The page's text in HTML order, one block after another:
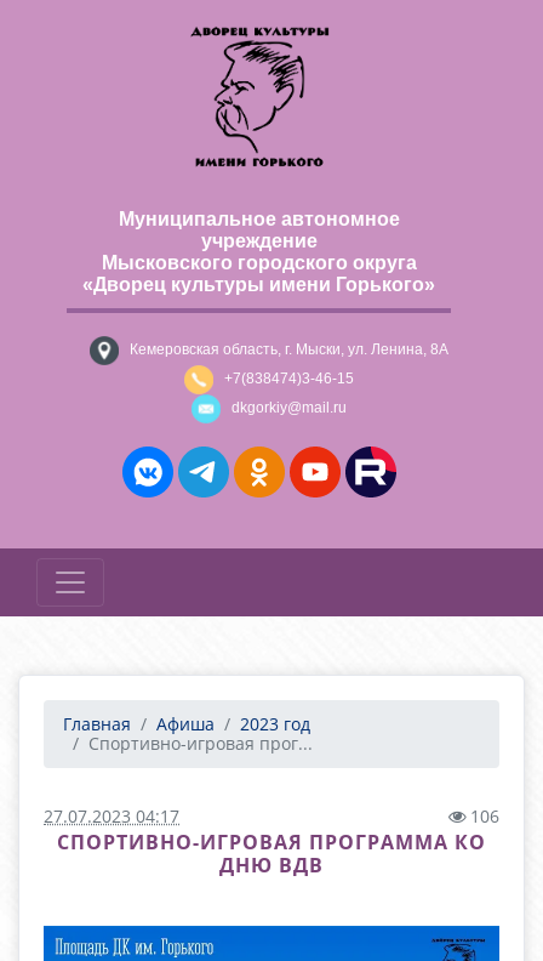
Муниципальное автономное
учреждение
Мысковского городского округа
«Дворец культуры имени Горького»
Кемеровская область, г. Мыски, ул. Ленина, 8А
+7(838474)3-46-15
dkgorkiy@mail.ru
Главная Афиша
2023 год
Спортивно-игровая прог...
27.07.2023 04:17 106
СПОРТИВНО-ИГРОВАЯ ПРОГРАММА КО
ДНЮ ВДВ